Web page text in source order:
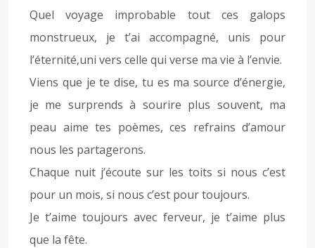
Quel voyage improbable tout ces galops
monstrueux, je t’ai accompagné, unis pour
l’éternité,uni vers celle qui verse ma vie à l’envie.
Viens que je te dise, tu es ma source d’énergie,
je me surprends à sourire plus souvent, ma
peau aime tes poèmes, ces refrains d’amour
nous les partagerons.
Chaque nuit j’écoute sur les toits si nous c’est
pour un mois, si nous c’est pour toujours.
Je t’aime toujours avec ferveur, je t’aime plus
que la fête.